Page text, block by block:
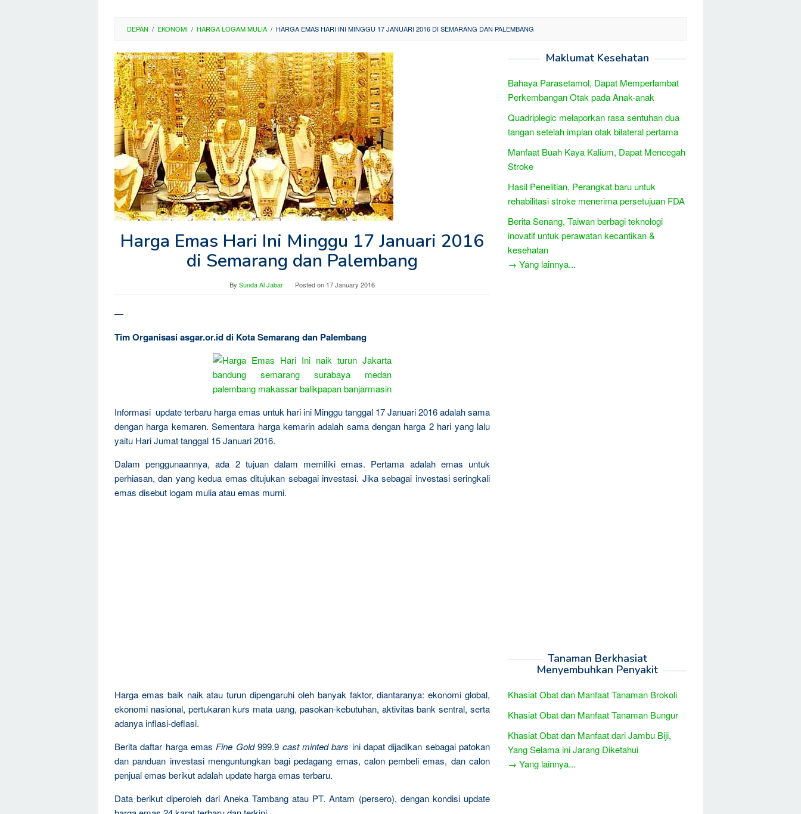
DEPAN / EKONOMI / HARGA LOGAM MULIA / HARGA EMAS HARI INI MINGGU 17 JANUARI 2016 DI SEMARANG DAN PALEMBANG
Harga Emas Hari Ini Minggu 17 Januari 2016
di Semarang dan Palembang
By Sunda Al Jabar Posted on 17 January 2016
—
Tim Organisasi asgar.or.id di Kota Semarang dan Palembang
Informasi update terbaru harga emas untuk hari ini Minggu tanggal 17 Januari 2016 adalah sama
dengan harga kemaren. Sementara harga kemarin adalah sama dengan harga 2 hari yang lalu
yaitu Hari Jumat tanggal 15 Januari 2016.
Dalam penggunaannya, ada 2 tujuan dalam memiliki emas. Pertama adalah emas untuk
perhiasan, dan yang kedua emas ditujukan sebagai investasi. Jika sebagai investasi seringkali
emas disebut logam mulia atau emas murni.
Harga emas baik naik atau turun dipengaruhi oleh banyak faktor, diantaranya: ekonomi global,
ekonomi nasional, pertukaran kurs mata uang, pasokan-kebutuhan, aktivitas bank sentral, serta
adanya inflasi-deflasi.
Berita daftar harga emas Fine Gold999.9 cast minted bars ini dapat dijadikan sebagai patokan
dan panduan investasi menguntungkan bagi pedagang emas, calon pembeli emas, dan calon
penjual emas berikut adalah update harga emas terbaru.
Data berikut diperoleh dari Aneka Tambang atau PT. Antam (persero), dengan kondisi update
Maklumat Kesehatan
Bahaya Parasetamol, Dapat Memperlambat
Perkembangan Otak pada Anak-anak
Quadriplegic melaporkan rasa sentuhan dua
tangan setelah implan otak bilateral pertama
Manfaat Buah Kaya Kalium, Dapat Mencegah
Stroke
Hasil Penelitian, Perangkat baru untuk
rehabilitasi stroke menerima persetujuan FDA
Berita Senang, Taiwan berbagi teknologi
inovatif untuk perawatan kecantikan &
kesehatan
→ Yang lainnya...
Tanaman Berkhasiat
Menyembuhkan Penyakit
Khasiat Obat dan Manfaat Tanaman Brokoli
Khasiat Obat dan Manfaat Tanaman Bungur
Khasiat Obat dan Manfaat dari Jambu Biji,
Yang Selama ini Jarang Diketahui
→ Yang lainnya...